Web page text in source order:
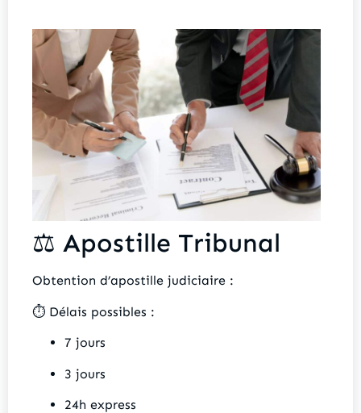
⚖️ Apostille Tribunal
Obtention d’apostille judiciaire :
⏱️ Délais possibles :
7 jours
3 jours
24h express